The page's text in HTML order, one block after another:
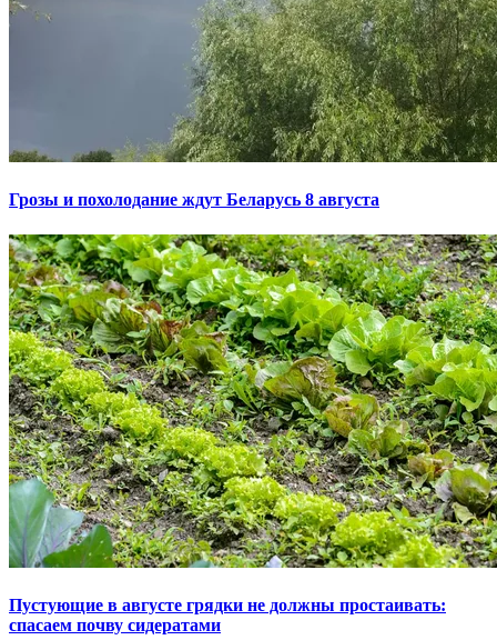
Грозы и похолодание ждут Беларусь 8 августа
Пустующие в августе грядки не должны простаивать:
спасаем почву сидератами